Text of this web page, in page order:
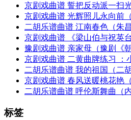
京剧戏曲谱 誓把反动派一扫
京剧戏曲谱 光辉照儿永向前
二胡乐谱曲谱 江南春色（朱
京剧戏曲谱 《梁山伯与祝英
豫剧戏曲谱 亲家母（豫剧《
京剧戏曲谱 二黄曲牌练习 ：
二胡乐谱曲谱 我的祖国（二
京剧戏曲谱 春风送暖桃花艳
二胡乐谱曲谱 呼伦斯舞曲（
标签